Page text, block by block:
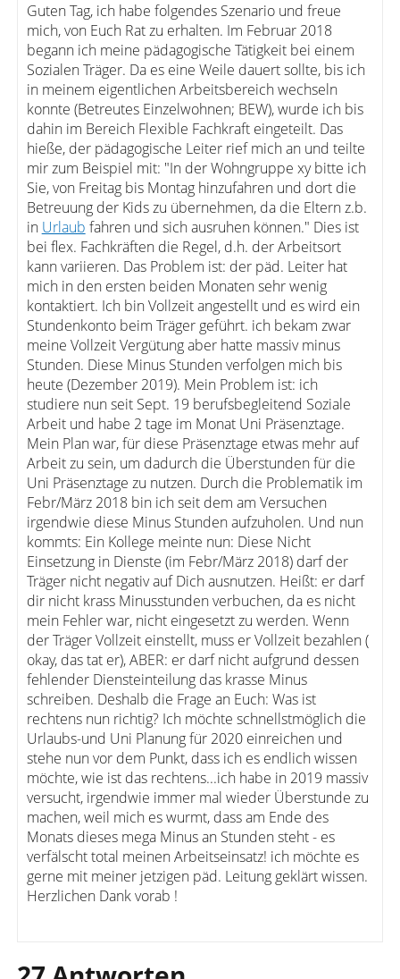
Guten Tag, ich habe folgendes Szenario und freue
mich, von Euch Rat zu erhalten. Im Februar 2018
begann ich meine pädagogische Tätigkeit bei einem
Sozialen Träger. Da es eine Weile dauert sollte, bis ich
in meinem eigentlichen Arbeitsbereich wechseln
konnte (Betreutes Einzelwohnen; BEW), wurde ich bis
dahin im Bereich Flexible Fachkraft eingeteilt. Das
hieße, der pädagogische Leiter rief mich an und teilte
mir zum Beispiel mit: "In der Wohngruppe xy bitte ich
Sie, von Freitag bis Montag hinzufahren und dort die
Betreuung der Kids zu übernehmen, da die Eltern z.b.
in Urlaub fahren und sich ausruhen können." Dies ist
bei flex. Fachkräften die Regel, d.h. der Arbeitsort
kann variieren. Das Problem ist: der päd. Leiter hat
mich in den ersten beiden Monaten sehr wenig
kontaktiert. Ich bin Vollzeit angestellt und es wird ein
Stundenkonto beim Träger geführt. ich bekam zwar
meine Vollzeit Vergütung aber hatte massiv minus
Stunden. Diese Minus Stunden verfolgen mich bis
heute (Dezember 2019). Mein Problem ist: ich
studiere nun seit Sept. 19 berufsbegleitend Soziale
Arbeit und habe 2 tage im Monat Uni Präsenztage.
Mein Plan war, für diese Präsenztage etwas mehr auf
Arbeit zu sein, um dadurch die Überstunden für die
Uni Präsenztage zu nutzen. Durch die Problematik im
Febr/März 2018 bin ich seit dem am Versuchen
irgendwie diese Minus Stunden aufzuholen. Und nun
kommts: Ein Kollege meinte nun: Diese Nicht
Einsetzung in Dienste (im Febr/März 2018) darf der
Träger nicht negativ auf Dich ausnutzen. Heißt: er darf
dir nicht krass Minusstunden verbuchen, da es nicht
mein Fehler war, nicht eingesetzt zu werden. Wenn
der Träger Vollzeit einstellt, muss er Vollzeit bezahlen (
okay, das tat er), ABER: er darf nicht aufgrund dessen
fehlender Diensteinteilung das krasse Minus
schreiben. Deshalb die Frage an Euch: Was ist
rechtens nun richtig? Ich möchte schnellstmöglich die
Urlaubs-und Uni Planung für 2020 einreichen und
stehe nun vor dem Punkt, dass ich es endlich wissen
möchte, wie ist das rechtens...ich habe in 2019 massiv
versucht, irgendwie immer mal wieder Überstunde zu
machen, weil mich es wurmt, dass am Ende des
Monats dieses mega Minus an Stunden steht - es
verfälscht total meinen Arbeitseinsatz! ich möchte es
gerne mit meiner jetzigen päd. Leitung geklärt wissen.
Herzlichen Dank vorab !